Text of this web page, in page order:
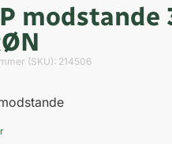
modstande
(SKU): 214506